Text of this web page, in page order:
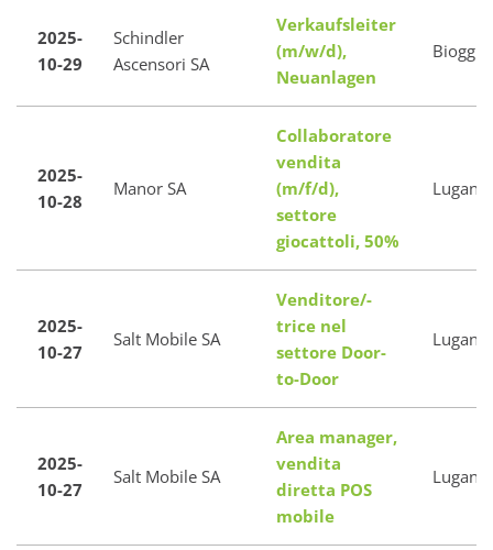
2025-
10-29
Schindler
Ascensori SA
Verkaufsleiter
(m/w/d),
Neuanlagen
Bioggio
2025-
10-28
Manor SA
Collaboratore
vendita
(m/f/d),
settore
giocattoli, 50%
Lugano
2025-
10-27
Salt Mobile SA
Venditore/-
trice nel
settore Door-
to-Door
Lugano
2025-
10-27
Salt Mobile SA
Area manager,
vendita
diretta POS
mobile
Lugano